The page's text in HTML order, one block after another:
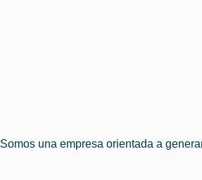
Somos una empresa orientada a